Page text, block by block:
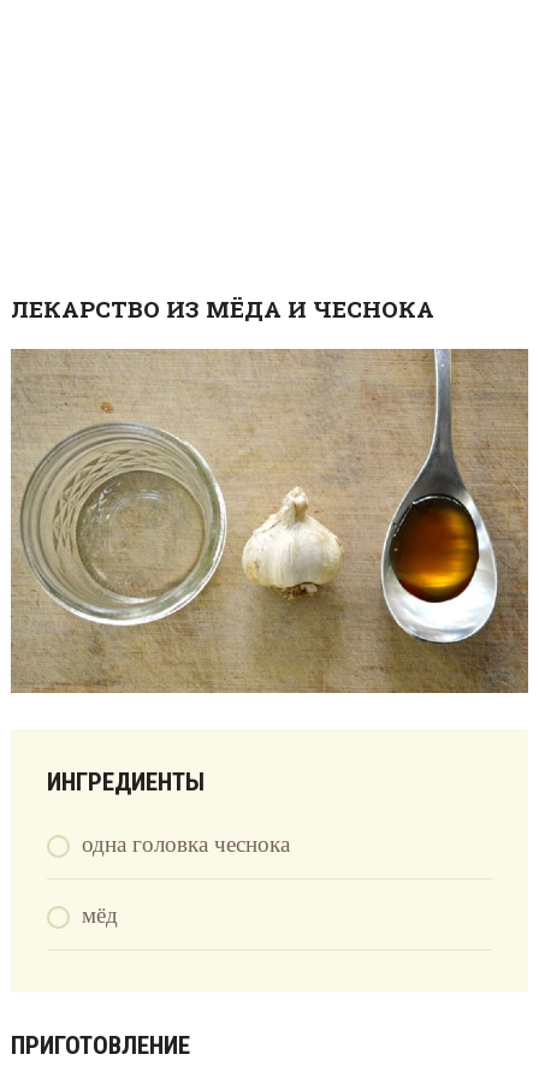
ЛЕКАРСТВО ИЗ МЁДА И ЧЕСНОКА
ИНГРЕДИЕНТЫ
одна головка чеснока
мёд
ПРИГОТОВЛЕНИЕ